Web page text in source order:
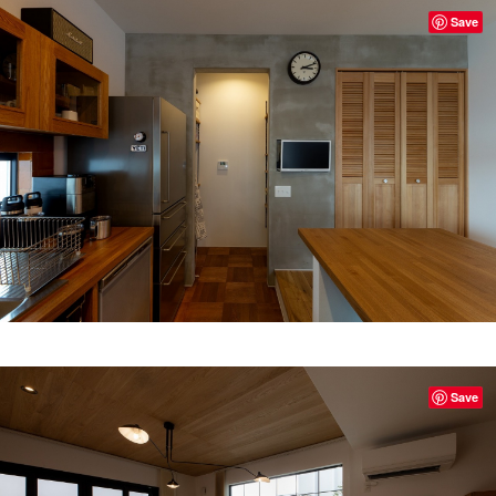
Save
Save